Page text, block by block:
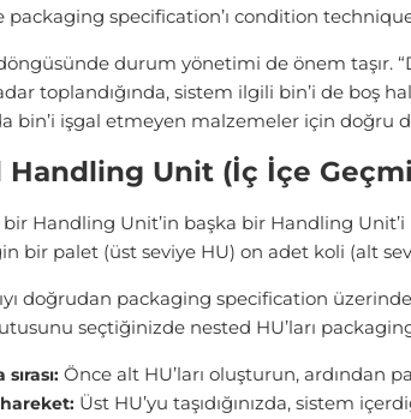
packaging specification’ı condition
durum yönetimi de önem taşır.
toplandığında, sistem ilgili bin’i de boş
bin’i işgal etmeyen malzemeler için doğru
Unit (İç İçe
Handling Unit’in başka bir Handling
bir palet (üst seviye HU) on adet koli (alt
doğrudan packaging specification
seçtiğinizde nested HU’ları
Önce alt HU’ları oluşturun, ardından
Üst HU’yu taşıdığınızda, sistem